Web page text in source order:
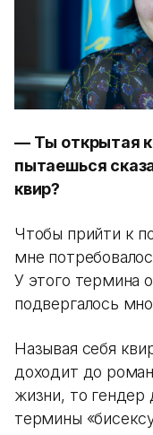
— Ты открытая
пытаешься
квир?
Чтобы прийти к
мне
У этого термина
подвергалось
Называя себя
доходит до
жизни, то гендер
термины